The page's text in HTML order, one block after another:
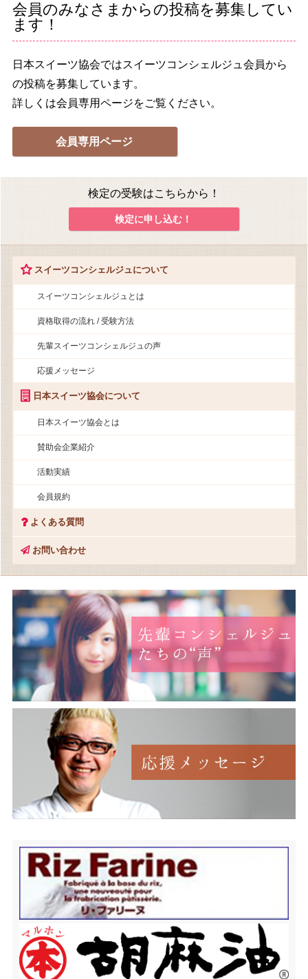
会員のみなさまからの投稿を募集してい
ます！
日本スイーツ協会ではスイーツコンシェルジュ会員から
の投稿を募集しています。
詳しくは会員専用ページをご覧ください。
会員専用ページ
検定の受験はこちらから！
検定に申し込む！
スイーツコンシェルジュについて
スイーツコンシェルジュとは
資格取得の流れ / 受験方法
先輩スイーツコンシェルジュの声
応援メッセージ
日本スイーツ協会について
日本スイーツ協会とは
賛助会企業紹介
活動実績
会員規約
よくある質問
お問い合わせ